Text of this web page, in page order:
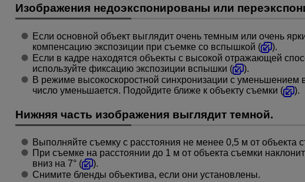
Изображения недоэкспонированы или
Если основной объект выглядит очень темным или очень
компенсацию экспозиции при съемке со вспышкой (
).
Если в кадре находятся объекты с высокой отражающей
используйте фиксацию экспозиции вспышки (
).
В режиме высокоскоростной синхронизации с
число уменьшается. Подойдите ближе к объекту съемки (
).
Нижняя часть изображения выглядит темной.
Выполняйте съемку с расстояния не менее 0,5 м от объекта
При съемке на расстоянии до 1 м от объекта съемки
вниз на 7°(
).
Снимите бленды объектива, если они установлены.